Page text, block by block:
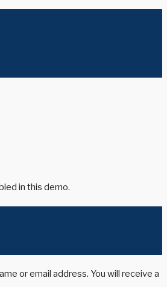
in this demo.
or email address. You will receive a